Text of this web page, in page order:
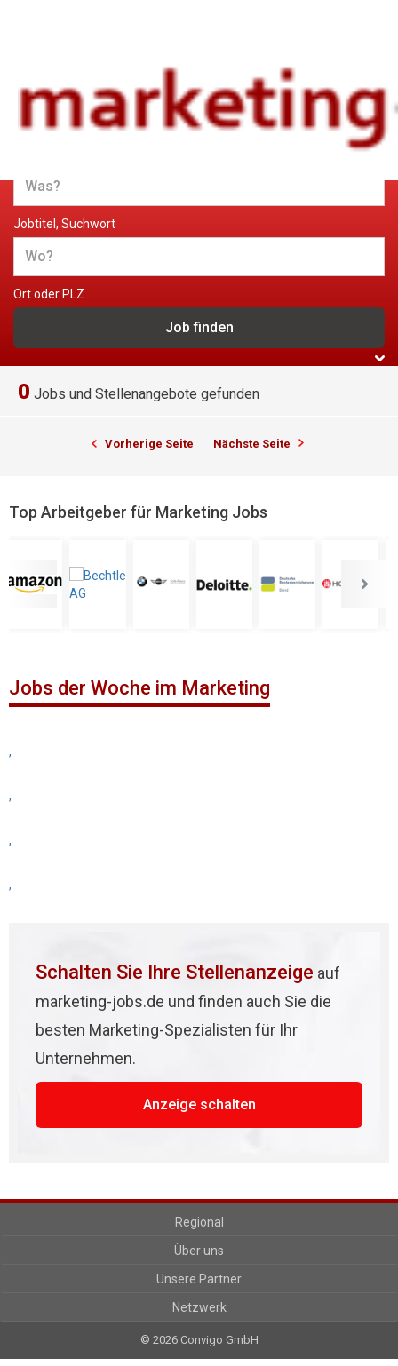
Jobs und Stellenangebote im
Marketing
Jobtitel, Suchwort
Ort oder PLZ
0 Jobs und Stellenangebote gefunden
Vorherige Seite Nächste Seite
Top Arbeitgeber für Marketing Jobs
Jobs der Woche im Marketing
,
,
,
,
Schalten Sie Ihre Stellenanzeige auf
marketing-jobs.de und finden auch Sie die
besten Marketing-Spezialisten für Ihr
Unternehmen.
Anzeige schalten
Regional
Über uns
Unsere Partner
Netzwerk
© 2026 Convigo GmbH